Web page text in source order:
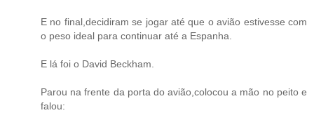
E no final,decidiram se jogar até que o avião estivesse com
o peso ideal para continuar até a Espanha.
E lá foi o David Beckham.
Parou na frente da porta do avião,colocou a mão no peito e
falou: